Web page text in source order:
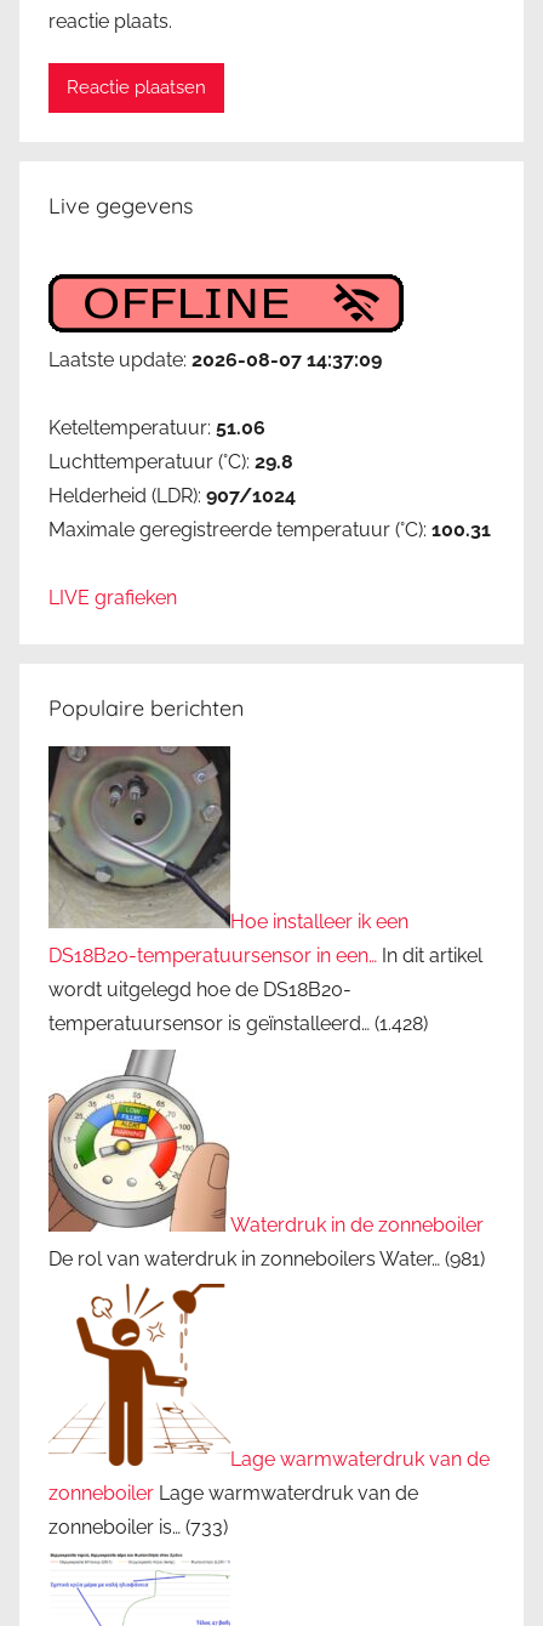
reactie plaats.
Live gegevens
Laatste update: 2026-08-07 14:37:09
Keteltemperatuur: 51.06
Luchttemperatuur (°C): 29.8
Helderheid (LDR): 907/1024
Maximale geregistreerde temperatuur (°C): 100.31
LIVE grafieken
Populaire berichten
Hoe installeer ik een
DS18B20-temperatuursensor in een… In dit artikel
wordt uitgelegd hoe de DS18B20-
temperatuursensor is geïnstalleerd… (1.428)
Waterdruk in de zonneboiler
De rol van waterdruk in zonneboilers Water… (981)
Lage warmwaterdruk van de
zonneboiler Lage warmwaterdruk van de
zonneboiler is… (733)